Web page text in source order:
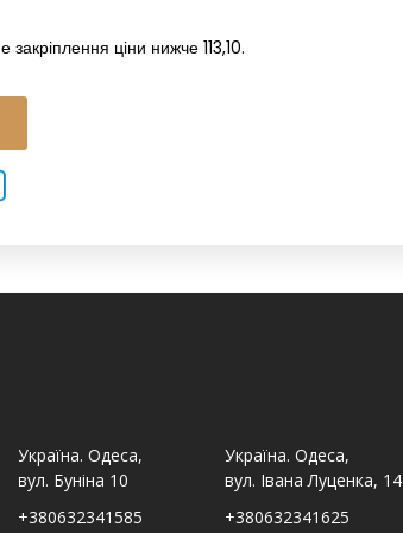
ціни нижче 113,10.
Україна. Одеса,
вул. Буніна 10
+380632341585
Україна. Одеса,
вул. Івана Луценка, 14
+380632341625